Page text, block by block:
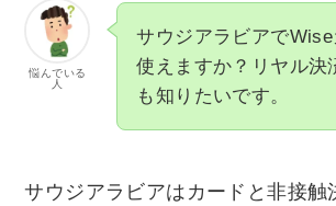
悩んでいる
人
サウジアラビアで
使えますか？リヤル決
も知りたいです。
サウジアラビアはカードと非接触